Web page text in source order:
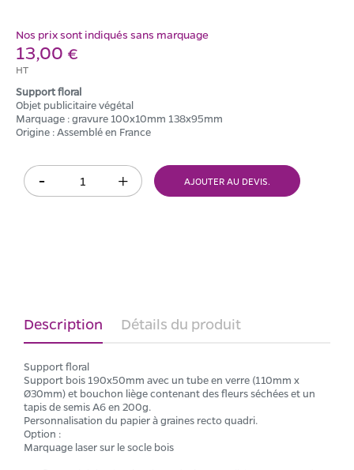
Nos prix sont indiqués sans marquage
13,00 €
HT
Support floral
Objet publicitaire végétal
Marquage : gravure 100x10mm 138x95mm
Origine : Assemblé en France
AJOUTER AU DEVIS.
Description Détails du produit
Support floral
Support bois 190x50mm avec un tube en verre (110mm x
Ø30mm) et bouchon liège contenant des fleurs séchées et un
tapis de semis A6 en 200g.
Personnalisation du papier à graines recto quadri.
Option :
Marquage laser sur le socle bois